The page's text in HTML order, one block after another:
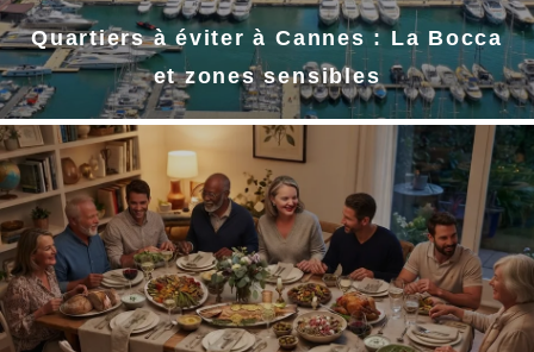
Quartiers à éviter à Cannes : La Bocca
et zones sensibles